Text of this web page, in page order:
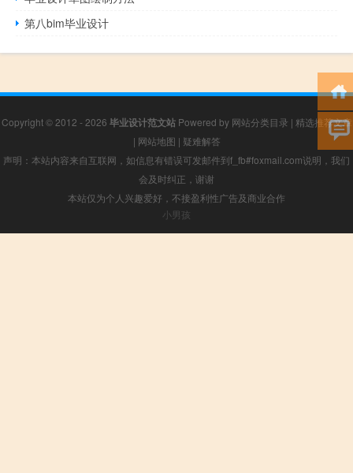
第八bim毕业设计
Copyright © 2012 - 2026 毕业设计范文站Powered by 网站分类目录 | 精选推荐文章
| 网站地图 | 疑难解答
声明：本站内容来自互联网，如信息有错误可发邮件到f_fb#foxmail.com说明，我们
会及时纠正，谢谢
本站仅为个人兴趣爱好，不接盈利性广告及商业合作
小男孩